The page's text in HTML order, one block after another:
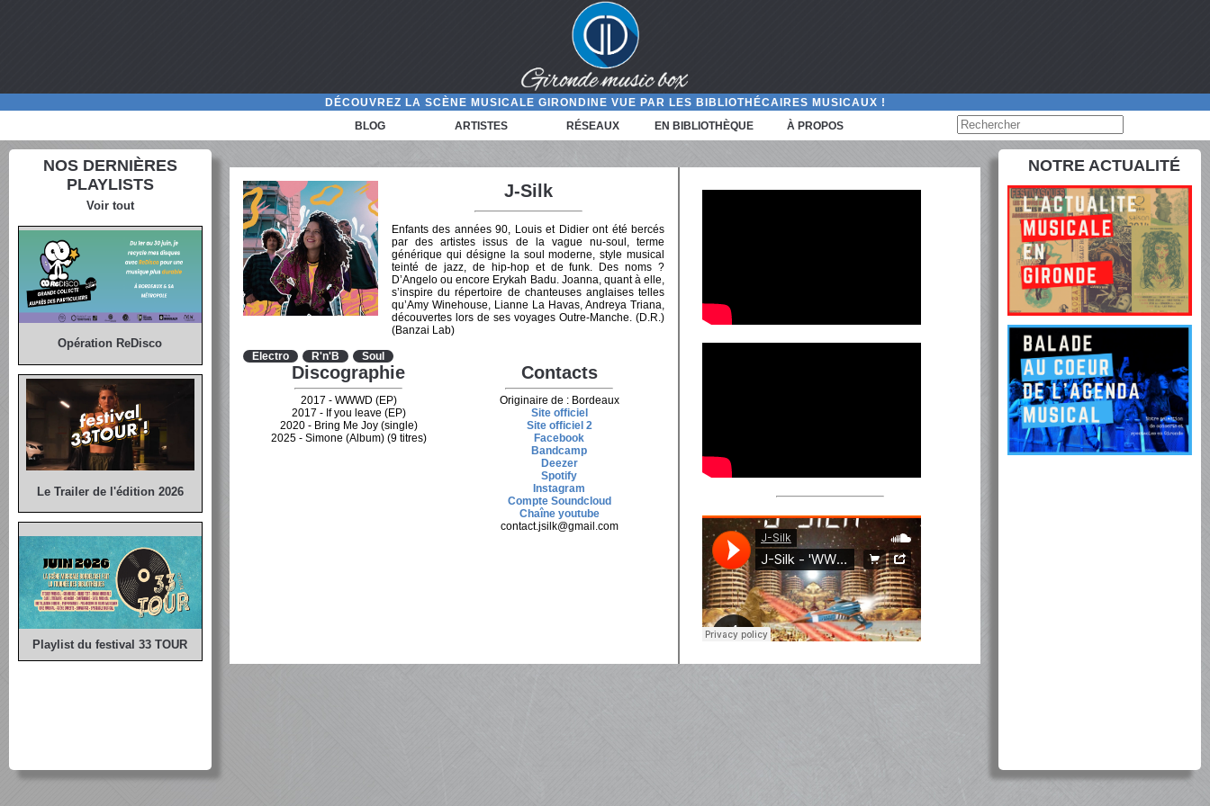
DÉCOUVREZ LA SCÈNE MUSICALE GIRONDINE VUE PAR LES BIBLIOTHÉCAIRES MUSICAUX !
BLOG
ARTISTES RÉSEAUX EN BIBLIOTHÈQUE À PROPOS
NOS DERNIÈRES
PLAYLISTS
Voir tout
Opération ReDisco
Le Trailer de l'édition 2026
Playlist du festival 33 TOUR
J-Silk
Enfants des années 90, Louis et Didier ont été bercés
par des artistes issus de la vague nu-soul, terme
générique qui désigne la soul moderne, style musical
teinté de jazz, de hip-hop et de funk. Des noms ?
D’Angelo ou encore Erykah Badu. Joanna, quant à elle,
s’inspire du répertoire de chanteuses anglaises telles
qu’Amy Winehouse, Lianne La Havas, Andreya Triana,
découvertes lors de ses voyages Outre-Manche. (D.R.)
(Banzai Lab)
Electro R'n'B Soul
Discographie
2017 - WWWD (EP)
2017 - If you leave (EP)
2020 - Bring Me Joy (single)
2025 - Simone (Album) (9 titres)
Contacts
Originaire de : Bordeaux
Site officiel
Site officiel 2
Facebook
Bandcamp
Deezer
Spotify
Instagram
Compte Soundcloud
Chaîne youtube
contact.jsilk@gmail.com
NOTRE ACTUALITÉ